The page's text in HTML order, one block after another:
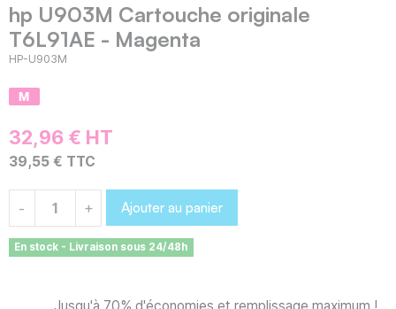
hp U903M Cartouche originale
T6L91AE - Magenta
HP-U903M
32,96 € HT
39,55 € TTC
- + Ajouter au panier
En stock - Livraison sous 24/48h
Jusqu'à 70% d'économies et remplissage maximum !